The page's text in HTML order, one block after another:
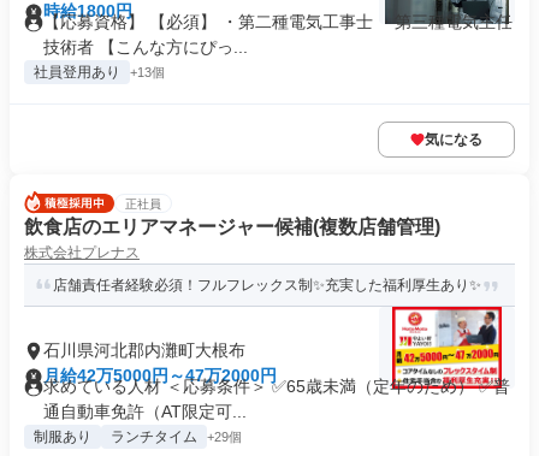
時給1800円
【応募資格】 【必須】 ・第二種電気工事士 ・第三種電気主任
技術者 【こんな方にぴっ...
社員登用あり +13個
気になる
正社員
飲食店のエリアマネージャー候補(複数店舗管理)
株式会社プレナス
店舗責任者経験必須！フルフレックス制✨充実した福利厚生あり✨
石川県河北郡内灘町大根布
月給42万5000円～47万2000円
求めている人材 ＜応募条件＞ ✅65歳未満（定年のため） ✅普
通自動車免許（AT限定可...
制服あり ランチタイム +29個